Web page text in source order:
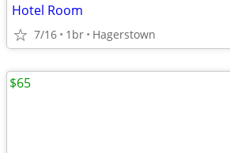
Hotel Room
7/16 1br Hagerstown
$65